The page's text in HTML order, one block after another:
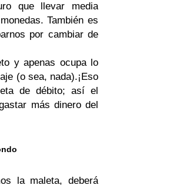
que llevar media
También es
por cambiar de
y apenas ocupa lo
(o sea, nada).¡Eso
de débito; así el
más dinero del
la maleta, deberá